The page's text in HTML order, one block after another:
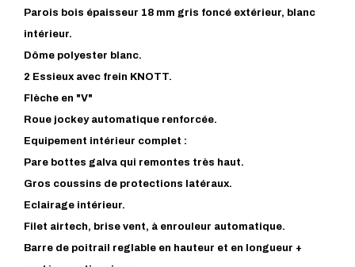
Parois bois épaisseur 18 mm gris foncé extérieur, blanc
intérieur.
Dôme polyester blanc.
2 Essieux avec frein KNOTT.
Flèche en "V"
Roue jockey automatique renforcée.
Equipement intérieur complet :
Pare bottes galva qui remontes très haut.
Gros coussins de protections latéraux.
Eclairage intérieur.
Filet airtech, brise vent, à enrouleur automatique.
Barre de poitrail reglable en hauteur et en longueur +